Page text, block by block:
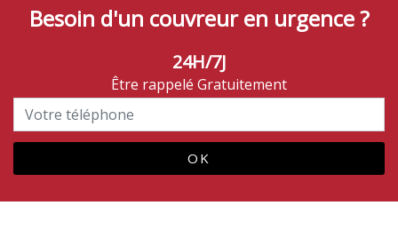
Besoin d'un couvreur en urgence ?
24H/7J
Être rappelé Gratuitement